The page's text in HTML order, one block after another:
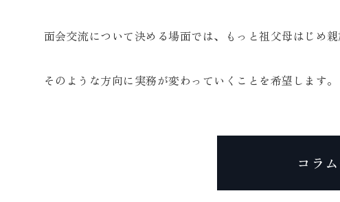
面会交流について決める場面では、もっと祖父母はじめ親
そのような方向に実務が変わっていくことを希望します。
コラ